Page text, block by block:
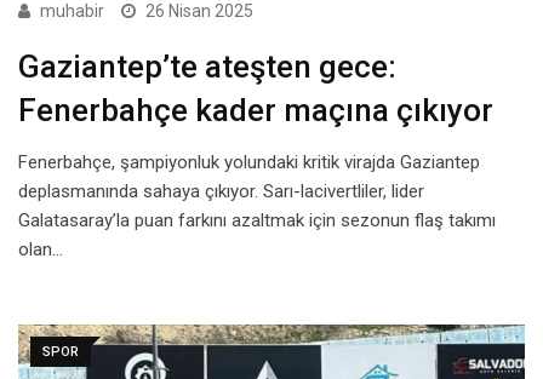
muhabir 26 Nisan 2025
Gaziantep’te ateşten gece:
Fenerbahçe kader maçına çıkıyor
Fenerbahçe, şampiyonluk yolundaki kritik virajda Gaziantep
deplasmanında sahaya çıkıyor. Sarı-lacivertliler, lider
Galatasaray’la puan farkını azaltmak için sezonun flaş takımı
olan…
SPOR